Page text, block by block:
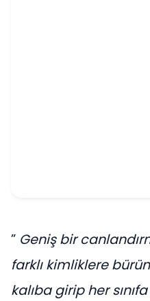
” Geniş bir
farklı kimliklere
kalıba girip her